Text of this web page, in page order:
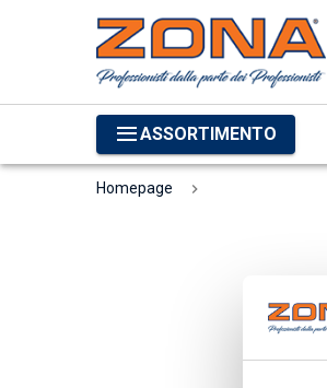
ASSORTIMENTO
Homepage